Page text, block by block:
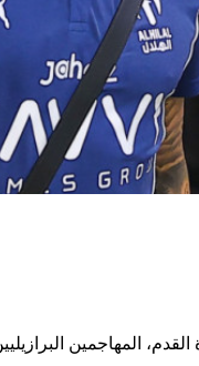
المهاجمين